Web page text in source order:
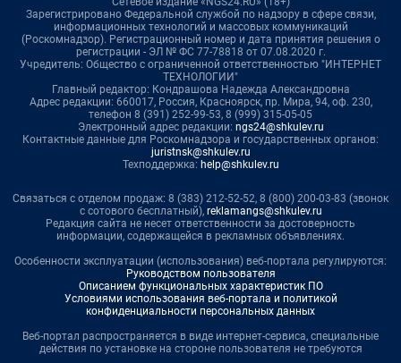
Зарегистрировано Федеральной службой по надзору в сфере связи,
информационных технологий и массовых коммуникаций
(Роскомнадзор). Регистрационный номер и дата принятия решения о
регистрации - ЭЛ № ФС 77-78818 от 07.08.2020 г.
Учредитель: Общество с ограниченной ответственностью "ИНТЕРНЕТ
ТЕХНОЛОГИИ"
Главный редактор: Кондрашова Надежда Александровна
Адрес редакции: 660017, Россия, Красноярск, пр. Мира, 94, оф. 230,
телефон 8 (391) 252-99-53, 8 (999) 315-05-05
Электронный адрес редакции: ngs24@shkulev.ru
Контактные данные для Роскомнадзора и государственных органов:
juristnsk@shkulev.ru
Техподдержка: help@shkulev.ru
Связаться с отделом продаж: 8 (383) 212-52-52, 8 (800) 200-03-83 (звонок
с сотового бесплатный), reklamangs@shkulev.ru
Редакция сайта не несет ответственности за достоверность
информации, содержащейся в рекламных объявлениях.
Особенности эксплуатации (использования) веб-портала регулируются:
Руководством пользователя
Описанием функциональных характеристик ПО
Условиями использования веб-портала и политикой
конфиденциальности персональных данных
Веб-портал распространяется в виде интернет-сервиса, специальные
действия по установке на стороне пользователя не требуются